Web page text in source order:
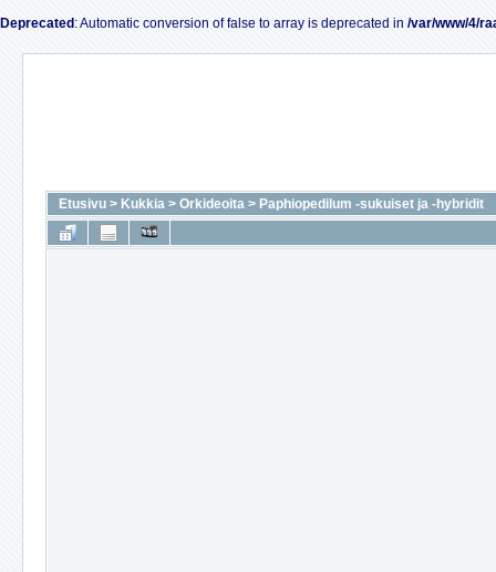
Deprecated : Automatic conversion of false to array is deprecated in /var/www/4/
Etusivu > Kukkia > Orkideoita > Paphiopedilum -sukuiset ja -hybridit